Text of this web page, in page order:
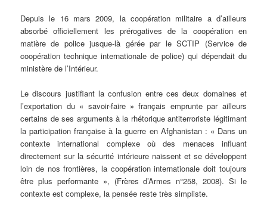
Depuis le 16 mars 2009, la coopération militaire a d’ailleurs
absorbé officiellement les prérogatives de la coopération en
matière de police jusque-là gérée par le SCTIP (Service de
coopération technique internationale de police) qui dépendait du
ministère de l’Intérieur.
Le discours justifiant la confusion entre ces deux domaines et
l’exportation du « savoir-faire » français emprunte par ailleurs
certains de ses arguments à la rhétorique antiterroriste légitimant
la participation française à la guerre en Afghanistan : « Dans un
contexte international complexe où des menaces influant
directement sur la sécurité intérieure naissent et se développent
loin de nos frontières, la coopération internationale doit toujours
être plus performante », (Frères d’Armes n°258, 2008). Si le
contexte est complexe, la pensée reste très simpliste.